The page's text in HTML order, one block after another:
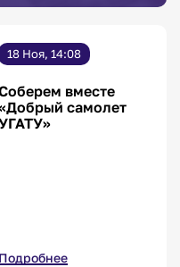
18 Ноя, 14:08
вместе
самолет
Подробнее